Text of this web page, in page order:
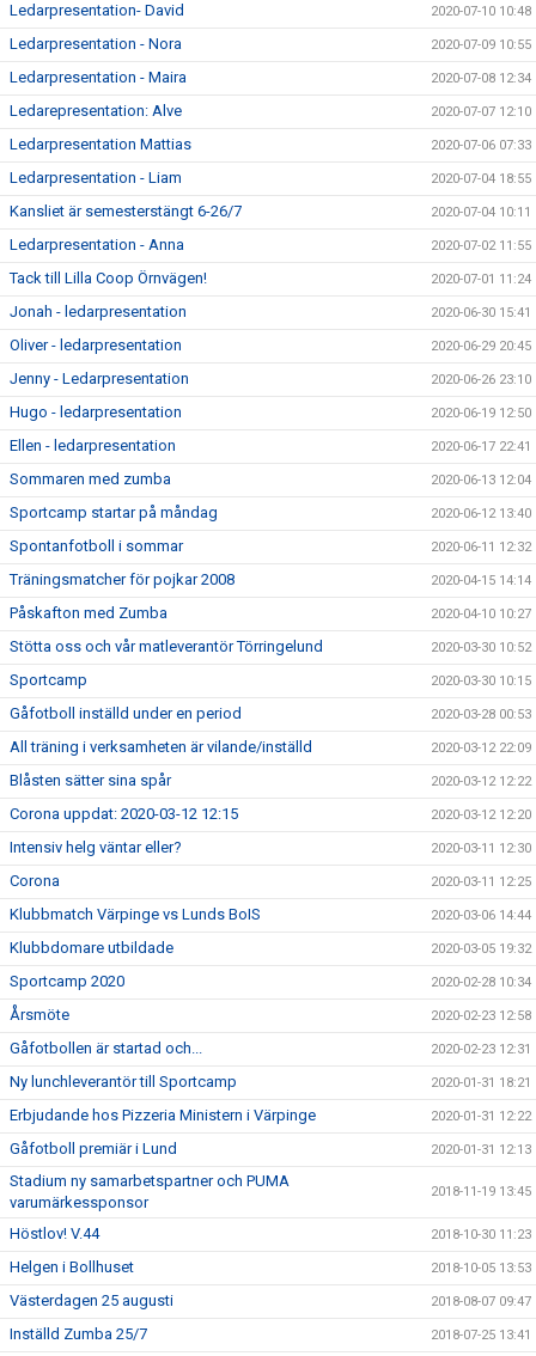
Ledarpresentation- David 2020-07-10 10:48
Ledarpresentation - Nora 2020-07-09 10:55
Ledarpresentation - Maira 2020-07-08 12:34
Ledarepresentation: Alve 2020-07-07 12:10
Ledarpresentation Mattias 2020-07-06 07:33
Ledarpresentation - Liam 2020-07-04 18:55
Kansliet är semesterstängt 6-26/7 2020-07-04 10:11
Ledarpresentation - Anna 2020-07-02 11:55
Tack till Lilla Coop Örnvägen! 2020-07-01 11:24
Jonah - ledarpresentation 2020-06-30 15:41
Oliver - ledarpresentation 2020-06-29 20:45
Jenny - Ledarpresentation 2020-06-26 23:10
Hugo - ledarpresentation 2020-06-19 12:50
Ellen - ledarpresentation 2020-06-17 22:41
Sommaren med zumba 2020-06-13 12:04
Sportcamp startar på måndag 2020-06-12 13:40
Spontanfotboll i sommar 2020-06-11 12:32
Träningsmatcher för pojkar 2008 2020-04-15 14:14
Påskafton med Zumba 2020-04-10 10:27
Stötta oss och vår matleverantör Törringelund 2020-03-30 10:52
Sportcamp 2020-03-30 10:15
Gåfotboll inställd under en period 2020-03-28 00:53
All träning i verksamheten är vilande/inställd 2020-03-12 22:09
Blåsten sätter sina spår 2020-03-12 12:22
Corona uppdat: 2020-03-12 12:15 2020-03-12 12:20
Intensiv helg väntar eller? 2020-03-11 12:30
Corona 2020-03-11 12:25
Klubbmatch Värpinge vs Lunds BoIS 2020-03-06 14:44
Klubbdomare utbildade 2020-03-05 19:32
Sportcamp 2020 2020-02-28 10:34
Årsmöte 2020-02-23 12:58
Gåfotbollen är startad och... 2020-02-23 12:31
Ny lunchleverantör till Sportcamp 2020-01-31 18:21
Erbjudande hos Pizzeria Ministern i Värpinge 2020-01-31 12:22
Gåfotboll premiär i Lund 2020-01-31 12:13
Stadium ny samarbetspartner och PUMA
varumärkessponsor
2018-11-19 13:45
Höstlov! V.44 2018-10-30 11:23
Helgen i Bollhuset 2018-10-05 13:53
Västerdagen 25 augusti 2018-08-07 09:47
Inställd Zumba 25/7 2018-07-25 13:41